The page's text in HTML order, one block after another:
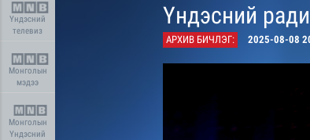
Үндэсний
телевиз
Монголын
мэдээ
Монголын
Үндэсний
Үндэсний
АРХИВ БИЧЛЭГ: 2025-08-08